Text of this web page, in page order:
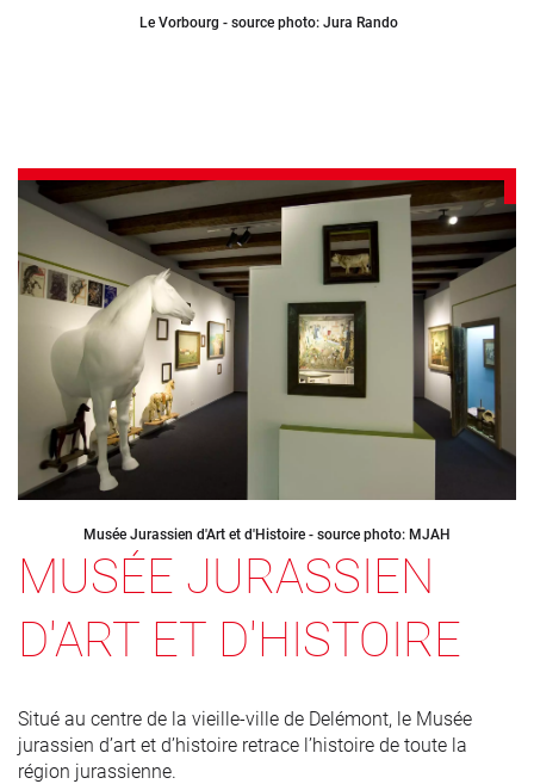
Le Vorbourg - source photo: Jura Rando
Musée Jurassien d'Art et d'Histoire - source photo: MJAH
MUSÉE JURASSIEN
D'ART ET D'HISTOIRE
Situé au centre de la vieille-ville de Delémont, le Musée
jurassien d’art et d’histoire retrace l’histoire de toute la
région jurassienne.